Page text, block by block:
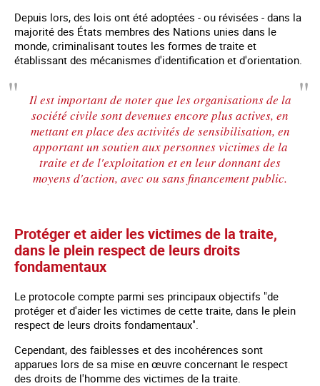
Depuis lors, des lois ont été adoptées - ou révisées - dans la
majorité des États membres des Nations unies dans le
monde, criminalisant toutes les formes de traite et
établissant des mécanismes d'identification et d'orientation.
Il est important de noter que les organisations de la
société civile sont devenues encore plus actives, en
mettant en place des activités de sensibilisation, en
apportant un soutien aux personnes victimes de la
traite et de l'exploitation et en leur donnant des
moyens d'action, avec ou sans financement public.
Protéger et aider les victimes de la traite,
dans le plein respect de leurs droits
fondamentaux
Le protocole compte parmi ses principaux objectifs "de
protéger et d'aider les victimes de cette traite, dans le plein
respect de leurs droits fondamentaux".
Cependant, des faiblesses et des incohérences sont
apparues lors de sa mise en œuvre concernant le respect
des droits de l'homme des victimes de la traite.